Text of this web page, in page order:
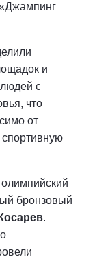
и
с
что
от
спортивную
бронзовый
.